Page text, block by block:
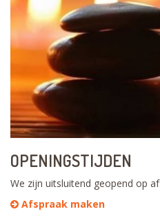
OPENINGSTIJDEN
We zijn uitsluitend geopend op
Afspraak maken